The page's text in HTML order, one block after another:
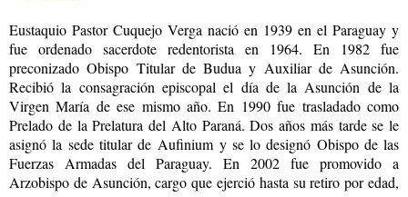
Eustaquio Pastor Cuquejo Verga nació en 1939 en el Paraguay y
fue ordenado sacerdote redentorista en 1964. En 1982 fue
preconizado Obispo Titular de Budua y Auxiliar de Asunción.
Recibió la consagración episcopal el día de la Asunción de la
Virgen María de ese mismo año. En 1990 fue trasladado como
Prelado de la Prelatura del Alto Paraná. Dos años más tarde se le
asignó la sede titular deAufinium y se lo designó Obispo de las
Fuerzas Armadas del Paraguay. En 2002 fue promovido a
Arzobispo de Asunción, cargo que ejerció hasta su retiro por edad,